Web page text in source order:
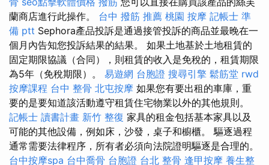
蘭商店進行此操作。 台中 撥筋 推薦 桃園 按摩 記帳士 準
備 ptt Sephora產品投訴是通過接管投訴的商品並最晚在一
個月內告知您投訴結果的結果。 如果土地基於土地租賃的
固定期限協議（合同），則租賃的收入是免稅的，租賃期限
為5年（免稅期限）。 易遊網 台胞證 搜尋引擎 鬆筋堂 rwd
按摩課程 台中 整骨 北屯按摩 如果您有要出租的車庫，重
要的是要知道該活動遵守租賃住宅物業以外的其他規則。
記帳士 讀書計畫 新竹 整復 家具的租金包括基本家具以及
可能的其他設備，例如床，沙發，桌子和櫥櫃。 驅逐過程
通常需要法律程序，所有者必須向法院證明驅逐是合理的。
台中按摩spa 台中喬骨 台胞證 台北 整骨 逢甲按摩 養生整